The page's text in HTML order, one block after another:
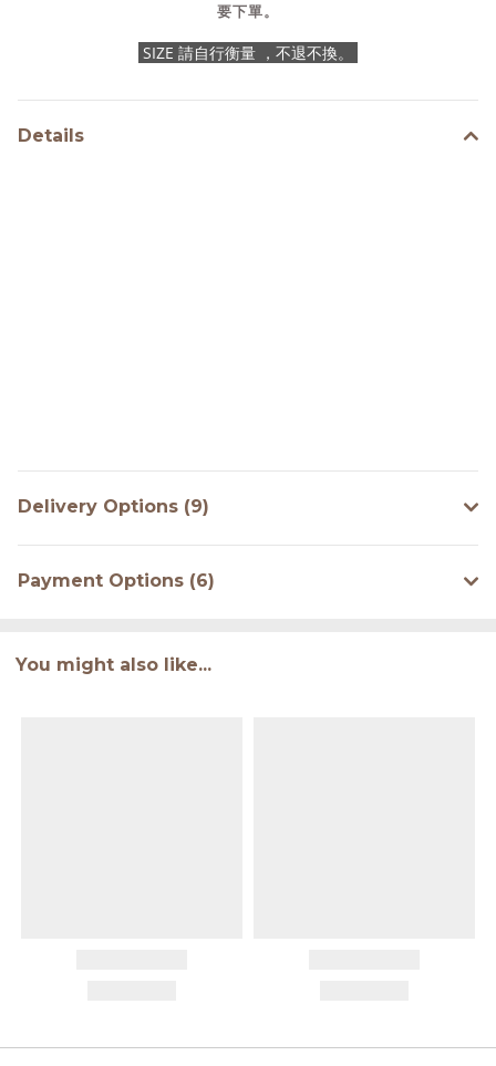
要下單。
SIZE 請自行衡量 ，不退不換。
Details
Delivery Options (9)
Payment Options (6)
You might also like...